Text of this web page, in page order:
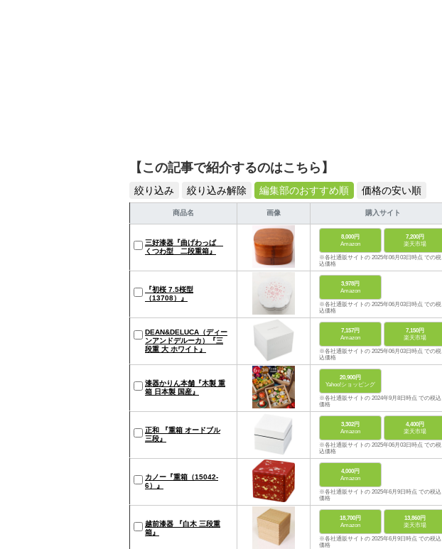
【この記事で紹介するのはこちら】
絞り込み 絞り込み解除 編集部のおすすめ順 価格の安い順
商品名 画像 購入サイト
三好漆器『曲げわっぱ
くつわ型 二段重箱』
8,000円
Amazon
7,200円
楽天市場
※各社通販サイトの 2025年06月03日時点 での税
込価格
『初桜 7.5桜型
（13708）』
3,978円
Amazon
※各社通販サイトの 2025年06月03日時点 での税
込価格
DEAN&DELUCA（ディー
ンアンドデルーカ）『三
段重 大 ホワイト』
7,157円
Amazon
7,150円
楽天市場
※各社通販サイトの 2025年06月03日時点 での税
込価格
漆器かりん本舗『木製 重
箱 日本製 国産』
20,900円
Yahoo!ショッピング
※各社通販サイトの 2024年9月8日時点 での税込
価格
正和 『重箱 オードブル
三段』
3,302円
Amazon
4,400円
楽天市場
※各社通販サイトの 2025年06月03日時点 での税
込価格
カノー『重箱（15042-
6）』
4,000円
Amazon
※各社通販サイトの 2025年6月9日時点 での税込
価格
越前漆器 『白木 三段重
箱』
18,700円
Amazon
13,860円
楽天市場
※各社通販サイトの 2025年6月9日時点 での税込
価格